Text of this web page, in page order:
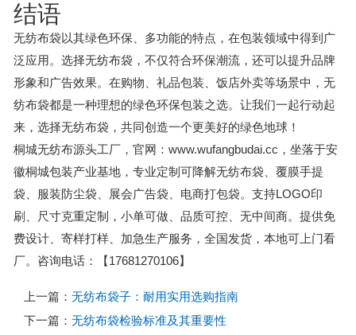
结语
无纺布袋以其绿色环保、多功能的特点，在包装领域中得到广
泛应用。选择无纺布袋，不仅符合环保潮流，还可以提升品牌
形象和广告效果。在购物、礼品包装、饭店外卖等场景中，无
纺布袋都是一种理想的绿色环保包装之选。让我们一起行动起
来，选择无纺布袋，共同创造一个更美好的绿色地球！
桐城无纺布源头工厂，官网：www.wufangbudai.cc，坐落于安
徽桐城包装产业基地，专业定制可降解无纺布袋、覆膜手提
袋、服装防尘袋、展会广告袋、电商打包袋。支持LOGO印
刷、尺寸克重定制，小单可做、品质可控、无中间商。提供免
费设计、寄样打样、加急生产服务，全国发货，本地可上门看
厂。咨询电话：【17681270106】
上一篇： 无纺布袋子：耐用实用选购指南
下一篇： 无纺布袋检验标准及其重要性